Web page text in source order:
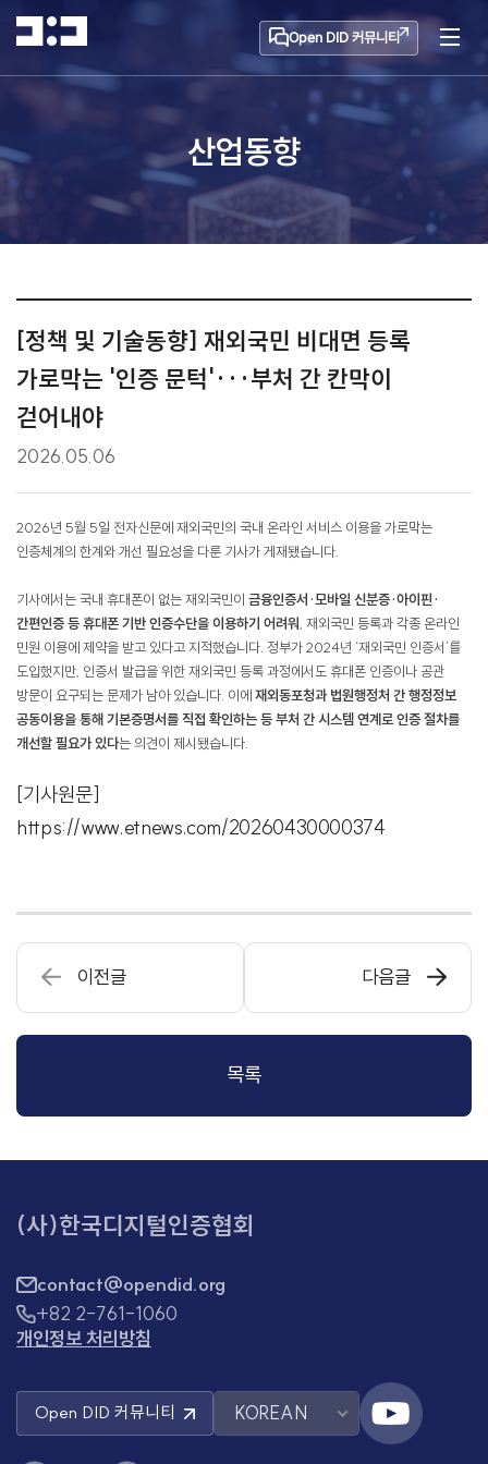
Open DID 커뮤니티
산업동향
[정책 및 기술동향] 재외국민 비대면 등록
가로막는 '인증 문턱'···부처 간 칸막이
걷어내야
2026.05.06
2026년 5월 5일 전자신문에 재외국민의 국내 온라인 서비스 이용을 가로막는
인증체계의 한계와 개선 필요성을 다룬 기사가 게재됐습니다.
기사에서는 국내 휴대폰이 없는 재외국민이 금융인증서·모바일 신분증·아이핀·
간편인증 등 휴대폰 기반 인증수단을 이용하기 어려워, 재외국민 등록과 각종 온라인
민원 이용에 제약을 받고 있다고 지적했습니다. 정부가 2024년 ‘재외국민 인증서’를
도입했지만, 인증서 발급을 위한 재외국민 등록 과정에서도 휴대폰 인증이나 공관
방문이 요구되는 문제가 남아 있습니다. 이에 ​재외동포청과 법원행정처 간 행정정보
공동이용을 통해 기본증명서를 직접 확인하는 등 부처 간 시스템 연계로 인증 절차를
개선할 필요가 있다는 의견이 제시됐습니다.
[기사원문]
https://www.etnews.com/20260430000374
이전글 다음글
목록
(사)한국디지털인증협회
contact@opendid.org
+82 2-761-1060
개인정보 처리방침
Open DID 커뮤니티 KOREAN